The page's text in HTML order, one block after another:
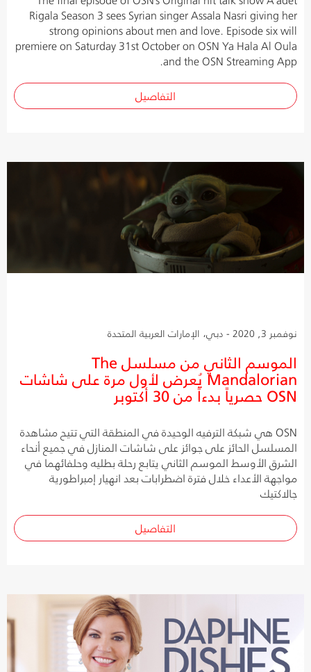
Rigala Season 3 sees Syrian singer Assala Nasri giving her
strong opinions about men and love. Episode six will
premiere on Saturday 31st October on OSN Ya Hala Al Oula
and the OSN Streaming App.
التفاصيل
نوفمبر 3, 2020 - دبي، الإمارات العربية المتحدة
الموسم الثاني من مسلسل The
Mandalorian يُعرض لأول مرة على شاشات
OSN حصرياً بدءاً من 30 أكتوبر
OSN هي شبكة الترفيه الوحيدة في المنطقة التي تتيح مشاهدة
المسلسل الحائز على جوائز على شاشات المنازل في جميع أنحاء
الشرق الأوسط الموسم الثاني يتابع رحلة بطليه وحلفائهما في
مواجهة الأعداء خلال فترة اضطرابات بعد انهيار إمبراطورية
جالاكتيك
التفاصيل